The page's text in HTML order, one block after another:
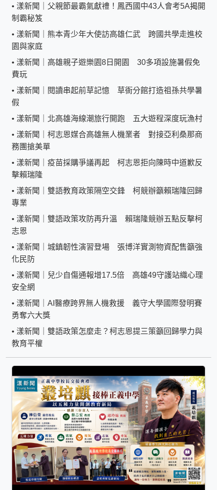
• 漾新聞｜父親節最霸氣獻禮！鳳西國中43人會考5A揭開
制霸秘笈
• 漾新聞｜熊本青少年大使訪高雄仁武 跨國共學走進校
園與家庭
• 漾新聞｜高雄親子遊樂園8日開園 30多項設施暑假免
費玩
• 漾新聞｜閱讀串起前草記憶 草衙分館打造祖孫共學暑
假
• 漾新聞｜北高雄海線潮旅行開跑 五大遊程深度玩漁村
• 漾新聞｜柯志恩媒合高雄無人機業者 對接亞利桑那商
務團搶美單
• 漾新聞｜疫苗採購爭議再起 柯志恩拒向陳時中道歉反
擊賴瑞隆
• 漾新聞｜雙語教育政策隔空交鋒 柯競辦籲賴瑞隆回歸
專業
• 漾新聞｜雙語政策攻防再升溫 賴瑞隆競辦五點反擊柯
志恩
• 漾新聞｜城鎮韌性演習登場 張博洋實測物資配售籲強
化民防
• 漾新聞｜兒少自傷通報增17.5倍 高雄49守護站織心理
安全網
• 漾新聞｜AI醫療跨界無人機救援 義守大學國際發明賽
勇奪六大獎
• 漾新聞｜雙語政策怎麼走？柯志恩提三策籲回歸學力與
教育平權